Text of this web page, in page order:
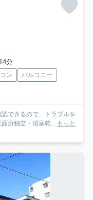
分
ン
バルコニー
できるので、トラブルを
所独立・浴室乾... もっと